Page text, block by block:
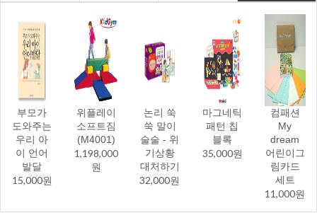
부모가
도와주는
우리 아
이 언어
발달
15,000원
위플레이
소프트짐
(M4001)
1,198,000
원
논리 쑥
쑥 말이
술술 - 위
기상황
대처하기
32,000원
마그네틱
패턴 칩
블록
35,000원
컴패션
My
dream
어린이그
림카드
세트
11,000원